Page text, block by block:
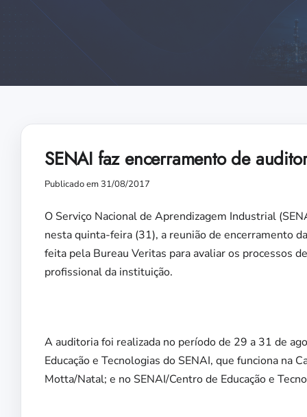
SENAI faz encerramento de
Publicado em 31/08/2017
O Serviço Nacional de Aprendizagem Industrial
nesta quinta-feira (31), a reunião de encerramento
feita pela Bureau Veritas para avaliar os processos
profissional da instituição.
A auditoria foi realizada no período de 29 a 31 de
Educação e Tecnologias do SENAI, que funciona na
Motta/Natal; e no SENAI/Centro de Educação e